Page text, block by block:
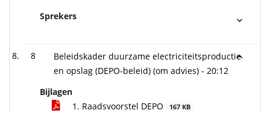
Sprekers
8
Beleidskader duurzame electriciteitsproductie
en opslag (DEPO-beleid) (om advies) -20:12
Bijlagen
1. Raadsvoorstel DEPO
167 KB